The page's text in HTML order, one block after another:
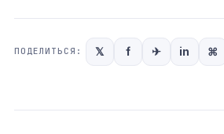
ПОДЕЛИТЬСЯ: 𝕏 f ✈ in ⌘